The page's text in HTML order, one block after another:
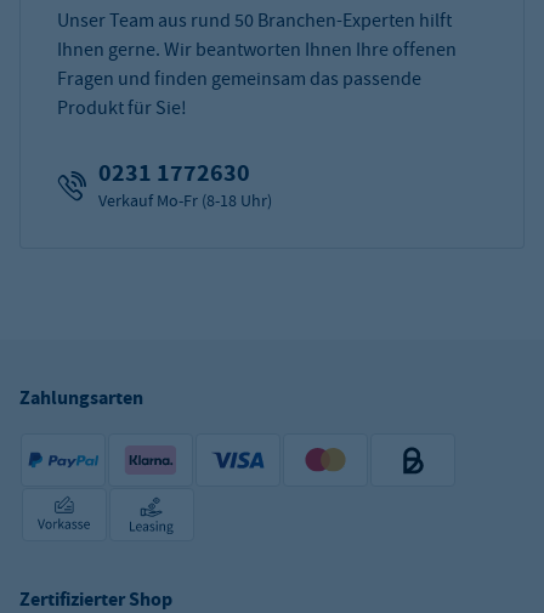
Unser Team aus rund 50 Branchen-Experten hilft
Ihnen gerne. Wir beantworten Ihnen Ihre offenen
Fragen und finden gemeinsam das passende
Produkt für Sie!
0231 1772630
Verkauf Mo-Fr (8-18 Uhr)
Zahlungsarten
Zertifizierter Shop